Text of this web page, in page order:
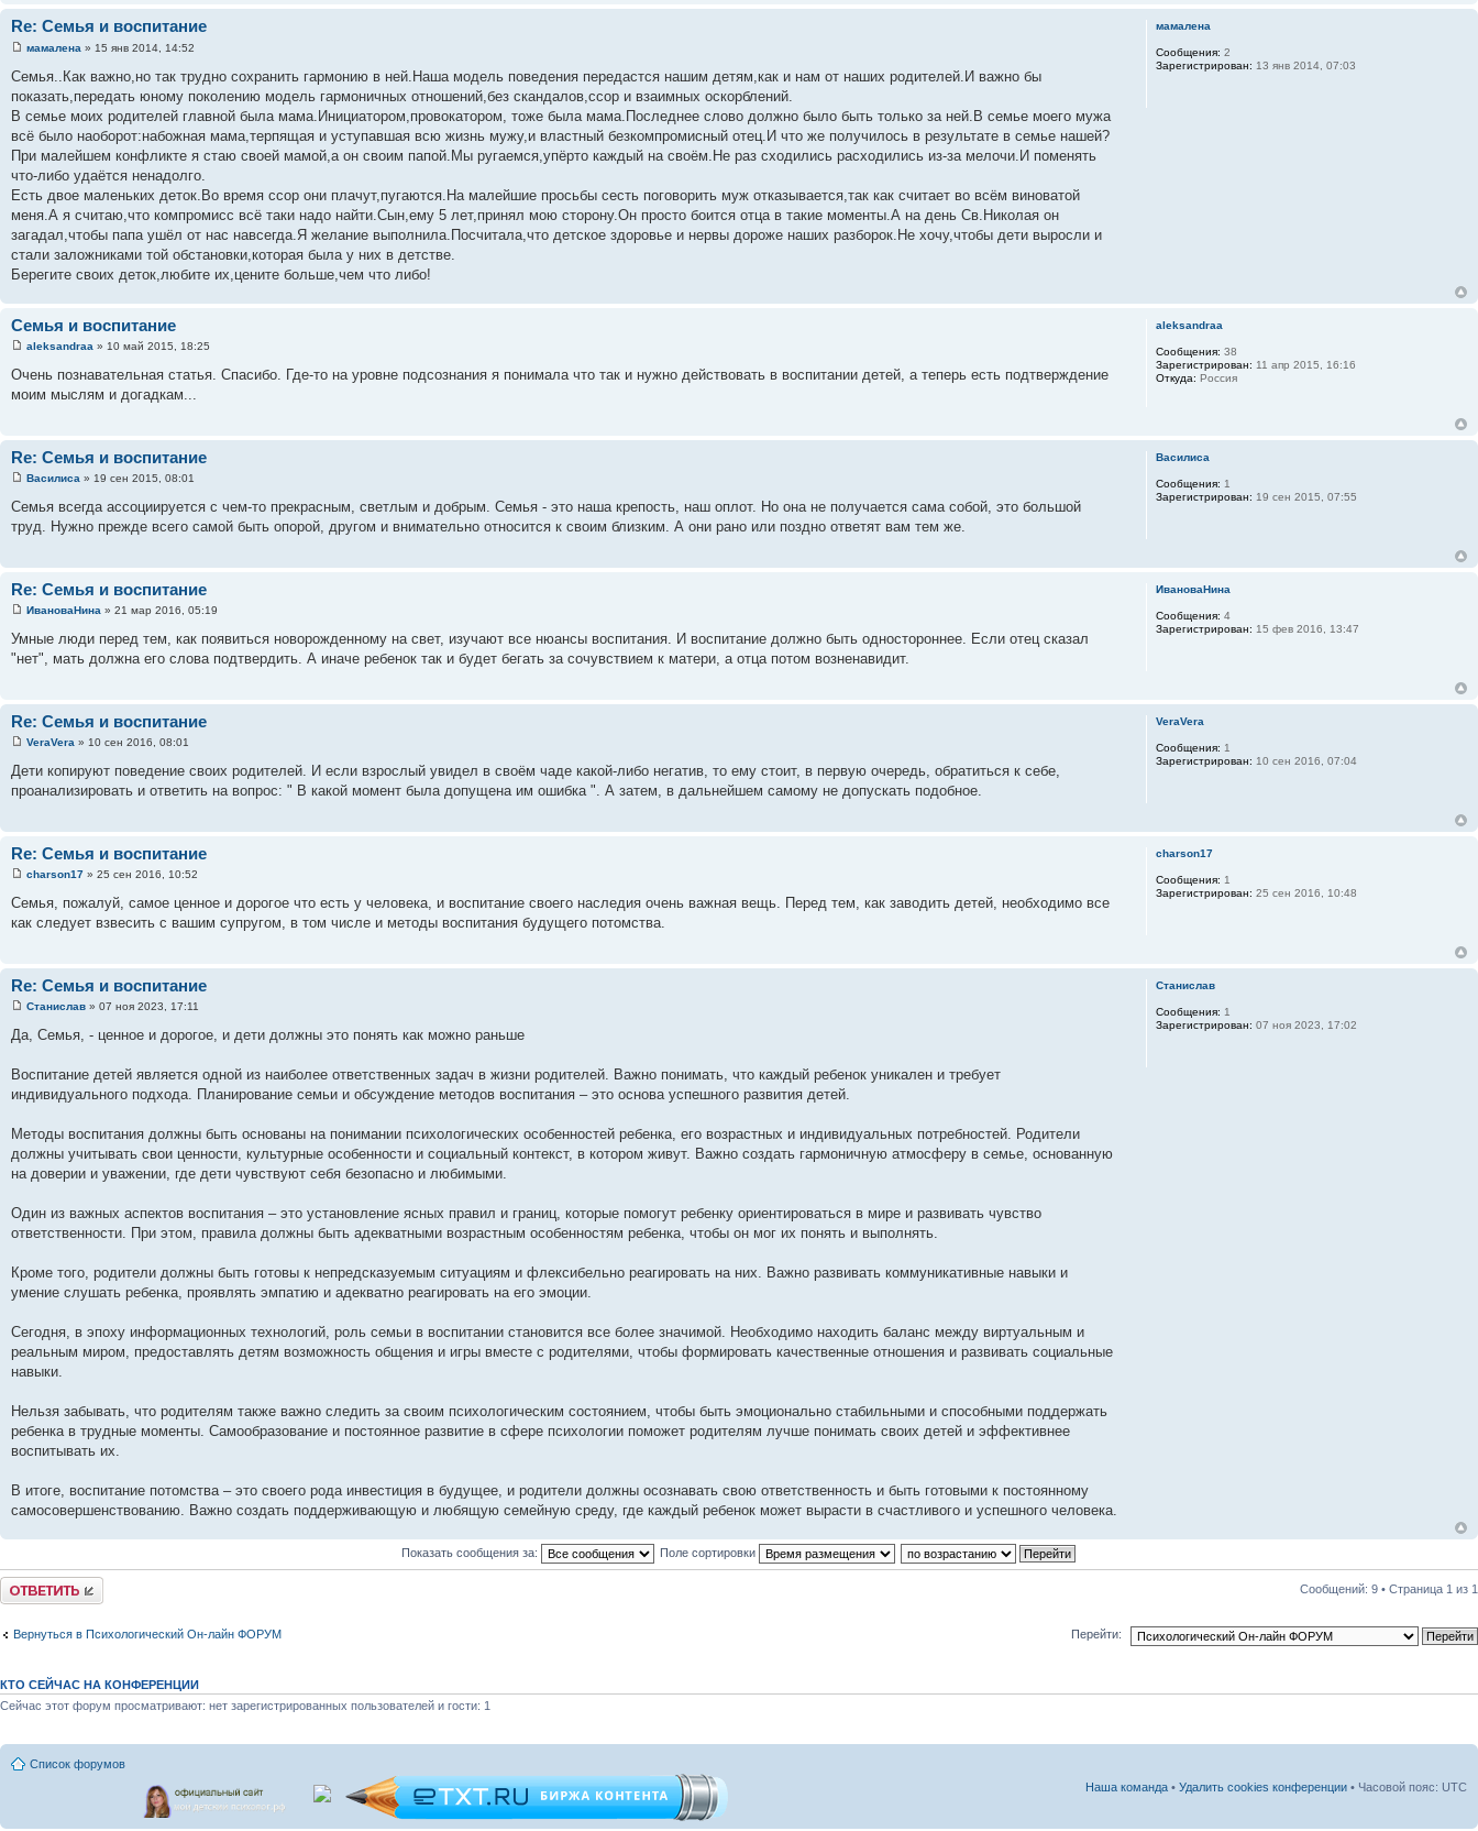
Re: Семья и воспитание
мамалена » 15 янв 2014, 14:52
Семья..Как важно,но так трудно сохранить гармонию в ней.Наша модель поведения передастся нашим детям,как и нам от наших родителей.И важно бы
показать,передать юному поколению модель гармоничных отношений,без скандалов,ссор и взаимных оскорблений.
В семье моих родителей главной была мама.Инициатором,провокатором, тоже была мама.Последнее слово должно было быть только за ней.В семье моего мужа
всё было наоборот:набожная мама,терпящая и уступавшая всю жизнь мужу,и властный безкомпромисный отец.И что же получилось в результате в семье нашей?
При малейшем конфликте я стаю своей мамой,а он своим папой.Мы ругаемся,упёрто каждый на своём.Не раз сходились расходились из-за мелочи.И поменять
что-либо удаётся ненадолго.
Есть двое маленьких деток.Во время ссор они плачут,пугаются.На малейшие просьбы сесть поговорить муж отказывается,так как считает во всём виноватой
меня.А я считаю,что компромисс всё таки надо найти.Сын,ему 5 лет,принял мою сторону.Он просто боится отца в такие моменты.А на день Св.Николая он
загадал,чтобы папа ушёл от нас навсегда.Я желание выполнила.Посчитала,что детское здоровье и нервы дороже наших разборок.Не хочу,чтобы дети выросли и
стали заложниками той обстановки,которая была у них в детстве.
Берегите своих деток,любите их,цените больше,чем что либо!
мамалена
Сообщения: 2
Зарегистрирован: 13 янв 2014, 07:03
Семья и воспитание
aleksandraa » 10 май 2015, 18:25
Очень познавательная статья. Спасибо. Где-то на уровне подсознания я понимала что так и нужно действовать в воспитании детей, а теперь есть подтверждение
моим мыслям и догадкам...
aleksandraa
Сообщения: 38
Зарегистрирован: 11 апр 2015, 16:16
Откуда: Россия
Re: Семья и воспитание
Василиса » 19 сен 2015, 08:01
Семья всегда ассоциируется с чем-то прекрасным, светлым и добрым. Семья - это наша крепость, наш оплот. Но она не получается сама собой, это большой
труд. Нужно прежде всего самой быть опорой, другом и внимательно относится к своим близким. А они рано или поздно ответят вам тем же.
Василиса
Сообщения: 1
Зарегистрирован: 19 сен 2015, 07:55
Re: Семья и воспитание
ИвановаНина » 21 мар 2016, 05:19
Умные люди перед тем, как появиться новорожденному на свет, изучают все нюансы воспитания. И воспитание должно быть одностороннее. Если отец сказал
"нет", мать должна его слова подтвердить. А иначе ребенок так и будет бегать за сочувствием к матери, а отца потом возненавидит.
ИвановаНина
Сообщения: 4
Зарегистрирован: 15 фев 2016, 13:47
Re: Семья и воспитание
VeraVera » 10 сен 2016, 08:01
Дети копируют поведение своих родителей. И если взрослый увидел в своём чаде какой-либо негатив, то ему стоит, в первую очередь, обратиться к себе,
проанализировать и ответить на вопрос: " В какой момент была допущена им ошибка ". А затем, в дальнейшем самому не допускать подобное.
VeraVera
Сообщения: 1
Зарегистрирован: 10 сен 2016, 07:04
Re: Семья и воспитание
charson17 » 25 сен 2016, 10:52
Семья, пожалуй, самое ценное и дорогое что есть у человека, и воспитание своего наследия очень важная вещь. Перед тем, как заводить детей, необходимо все
как следует взвесить с вашим супругом, в том числе и методы воспитания будущего потомства.
charson17
Сообщения: 1
Зарегистрирован: 25 сен 2016, 10:48
Re: Семья и воспитание
Станислав » 07 ноя 2023, 17:11
Да, Семья, - ценное и дорогое, и дети должны это понять как можно раньше
Воспитание детей является одной из наиболее ответственных задач в жизни родителей. Важно понимать, что каждый ребенок уникален и требует
индивидуального подхода. Планирование семьи и обсуждение методов воспитания – это основа успешного развития детей.
Методы воспитания должны быть основаны на понимании психологических особенностей ребенка, его возрастных и индивидуальных потребностей. Родители
должны учитывать свои ценности, культурные особенности и социальный контекст, в котором живут. Важно создать гармоничную атмосферу в семье, основанную
на доверии и уважении, где дети чувствуют себя безопасно и любимыми.
Один из важных аспектов воспитания – это установление ясных правил и границ, которые помогут ребенку ориентироваться в мире и развивать чувство
ответственности. При этом, правила должны быть адекватными возрастным особенностям ребенка, чтобы он мог их понять и выполнять.
Кроме того, родители должны быть готовы к непредсказуемым ситуациям и флексибельно реагировать на них. Важно развивать коммуникативные навыки и
умение слушать ребенка, проявлять эмпатию и адекватно реагировать на его эмоции.
Сегодня, в эпоху информационных технологий, роль семьи в воспитании становится все более значимой. Необходимо находить баланс между виртуальным и
реальным миром, предоставлять детям возможность общения и игры вместе с родителями, чтобы формировать качественные отношения и развивать социальные
навыки.
Нельзя забывать, что родителям также важно следить за своим психологическим состоянием, чтобы быть эмоционально стабильными и способными поддержать
ребенка в трудные моменты. Самообразование и постоянное развитие в сфере психологии поможет родителям лучше понимать своих детей и эффективнее
воспитывать их.
В итоге, воспитание потомства – это своего рода инвестиция в будущее, и родители должны осознавать свою ответственность и быть готовыми к постоянному
самосовершенствованию. Важно создать поддерживающую и любящую семейную среду, где каждый ребенок может вырасти в счастливого и успешного человека.
Станислав
Сообщения: 1
Зарегистрирован: 07 ноя 2023, 17:02
Показать сообщения за: Поле сортировки
Ответить Сообщений: 9 • Страница 1 из 1
Вернуться в Психологический Он-лайн ФОРУМ Перейти:
КТО СЕЙЧАС НА КОНФЕРЕНЦИИ
Сейчас этот форум просматривают: нет зарегистрированных пользователей и гости: 1
Список форумов
Наша команда • Удалить cookies конференции • Часовой пояс: UTC